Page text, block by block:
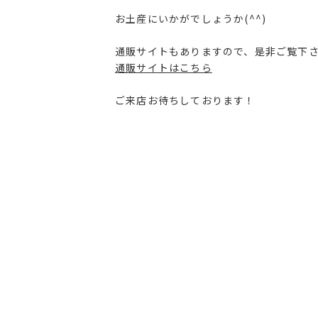
お土産にいかがでしょうか(^^)
通販サイトもありますので、是非ご覧下
通販サイトはこちら
ご来店お待ちしております！